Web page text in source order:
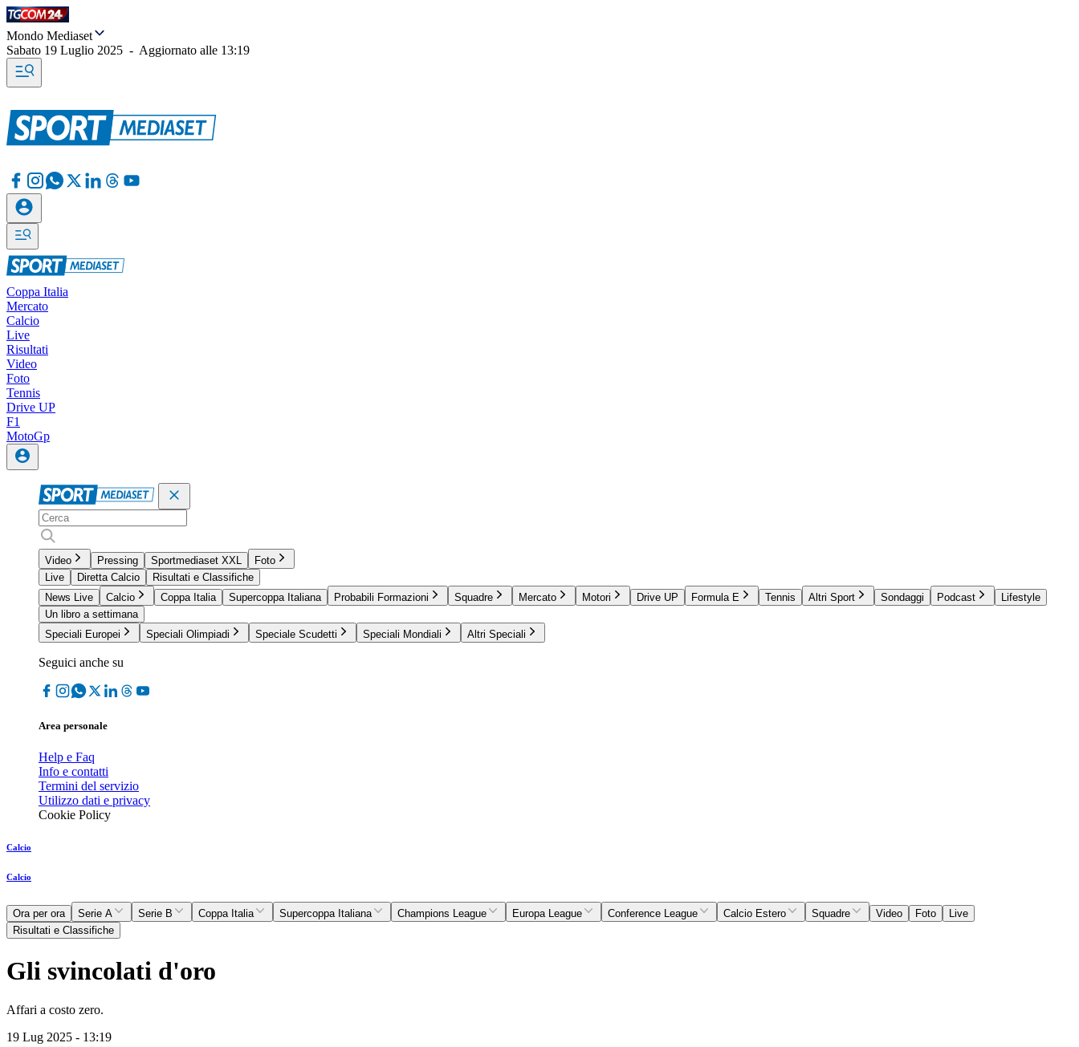
Mondo Mediaset
Sabato 19 Luglio 2025 - Aggiornato alle 13:19
Coppa Italia
Mercato
Calcio
Live
Risultati
Video
Foto
Tennis
Drive UP
F1
MotoGp
Video Pressing Sportmediaset XXL
Foto
Live
Diretta Calcio
Risultati e Classifiche
News Live
Calcio Coppa Italia Supercoppa Italiana Probabili Formazioni Squadre Mercato Motori Drive UP Formula E Tennis Altri Sport Sondaggi Podcast
Lifestyle
Un libro a settimana
Speciali Europei
Speciali Olimpiadi Speciale Scudetti Speciali Mondiali Altri Speciali
Seguici anche su
Area personale
Help e Faq
Info e contatti
Termini del servizio
Utilizzo dati e privacy
Cookie Policy
Calcio
Calcio
Ora per ora Serie A Serie B Coppa Italia Supercoppa Italiana Champions League Europa League Conference League Calcio Estero Squadre Video Foto
Live
Risultati e Classifiche
Gli svincolati d'oro
Affari a costo zero.
19 Lug 2025 - 13:19